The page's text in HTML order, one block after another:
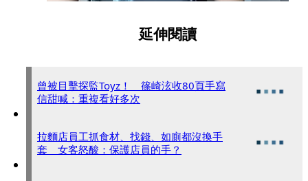
延伸閱讀
曾被目擊探監Toyz！ 篠崎泫收80頁手寫
信甜喊：重複看好多次
拉麵店員工抓食材、找錢、如廁都沒換手
套 女客怒酸：保護店員的手？